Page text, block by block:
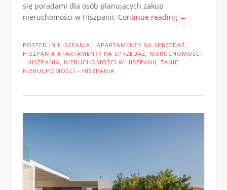
się poradami dla osób planujących zakup
nieruchomości w Hiszpanii. Continue reading „Oferta
sprzedaż
→
POSTED IN HISZPANIA - APARTAMENTY NA SPRZEDAŻ
HISZPANIA APARTAMENTY NA SPRZEDAŻ
NIERUCHOMOŚCI
- HISZPANIA
NIERUCHOMOŚCI W HISZPANII
TANIE
NIERUCHOMOŚCI - HISZPANIA